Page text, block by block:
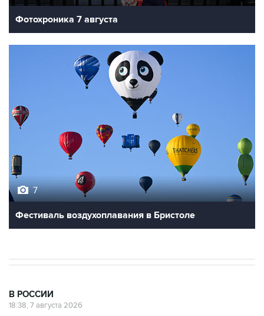
Фотохроника 7 августа
7
Фестиваль воздухоплавания в Бристоле
В РОССИИ
18:38, 7 августа 2026